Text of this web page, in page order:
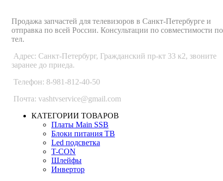
Продажа запчастей для телевизоров в Санкт-Петербурге и
отправка по всей России. Консультации по совместимости по
тел.
Адрес: Санкт-Петербург, Гражданский пр-кт 33 к2, звоните
заранее до приеда.
Телефон: 8-981-812-40-50
Почта: vashtvservice@gmail.com
КАТЕГОРИИ ТОВАРОВ
Платы Main SSB
Блоки питания ТВ
Led подсветка
T-CON
Шлейфы
Инвертор